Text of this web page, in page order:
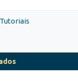
Tutoriais